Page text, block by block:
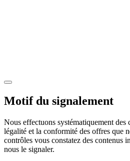
Motif du signalement
Nous effectuons systématiquement
légalité et la conformité des offres que
contrôles vous constatez des contenus
nous le signaler.